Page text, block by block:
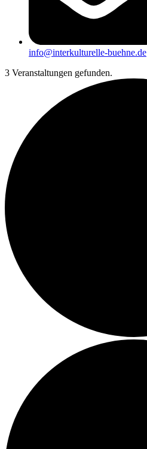
info@interkulturelle-buehne.de
3 Veranstaltungen gefunden.